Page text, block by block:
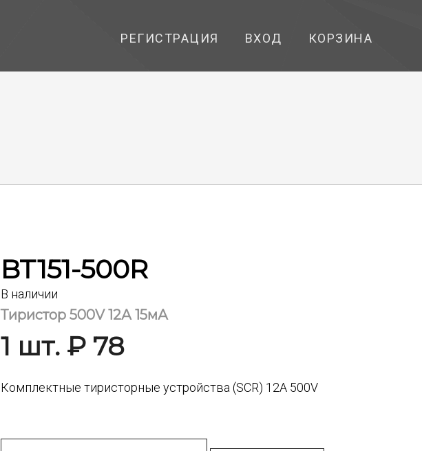
РЕГИСТРАЦИЯ ВХОД КОРЗИНА
BT151-500R
В наличии
Тиристор 500V 12А 15мА
1 шт. ₽ 78
Комплектные тиристорные устройства (SCR) 12A 500V